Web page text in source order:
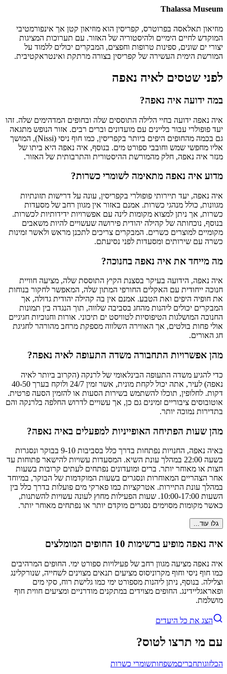
Thalassa Museum
מוזיאון תאלאסה בפרוטרס, קפריסין הוא מוזיאון קטן אך אינפורמטיבי
המוקדש לחיים הימיים ולהיסטוריה של האזור. עם תערוכות המציגות
יצורי ים שונים, ספינות טרופות וחפצים, המבקרים יכולים ללמוד על
המורשת הימית העשירה של קפריסין בצורה מרתקת ואינטראקטיבית.
לפני שטסים לאיה נאפה
במה ידועה איה נאפה?
איה נאפה ידועה בחיי הלילה התוססים שלה ובחופים המדהימים שלה. זהו
יעד פופולרי עבור בליינים עם מועדונים וברים רבים. אזור הנופש מתגאה
גם בכמה מהחופים היפים ביותר בקפריסין, כמו חוף ניסי (Nissi), המושך
אליו מחפשי שמש וחובבי ספורט מים. בנוסף, איה נאפה היא ביתו של
מנזר איה נאפה, חלק מהמורשת ההיסטורית והתרבותית של האזור.
מדוע איה נאפה מתאימה לשומרי כשרות?
איה נאפה, יעד תיירותי פופולרי בקפריסין, עונה על דרישות תזונתיות
מגוונות, כולל מנהגי כשרות. אמנם באזור אין מגוון רחב של מסעדות
כשרות, אך ניתן למצוא מקומות לינה עם אפשרויות ידידותיות לכשרות.
בנוסף, נוכחותה של קהילה יהודית פירושה שעשויים להיות משאבים
מקומיים למוצרים כשרים. המבקרים צריכים לתכנן מראש ולאשר זמינות
כשרה עם שירותים ומסעדות לפני נסיעתם.
מה מייחד את איה נאפה בחנוכה?
איה נאפה, הידועה בעיקר בסצנת הקיץ התוססת שלה, מציעה חוויית
חנוכה ייחודית עם האקלים החורפי המתון שלה, המאפשר לחקור בנוחות
את חופיה היפים ואת הטבע. אמנם אין בה קהילה יהודית גדולה, אך
המבקרים יכולים ליהנות מהחג בסביבה שלווה, תוך הנגדה בין תמונות
החנוכה המושלגות הטיפוסיות לטוויסט ים תיכוני. אורות וחנוכיות חגיגיים
אולי פחות בולטים, אך האווירה השלווה מספקת מרחב מהורהר לחגיגת
חג האורים.
מהן אפשרויות התחבורה משדה התעופה לאיה נאפה?
כדי להגיע משדה התעופה הבינלאומי של לרנקה (הקרוב ביותר לאיה
נאפה) לעיר, אתה יכול לקחת מונית, אשר זמין 24/7 ולוקח בערך 40-50
דקות. לחלופין, תוכלו להשתמש בשירות הסעות או להזמין הסעה פרטית.
אוטובוסים ציבוריים זמינים גם כן, אך עשויים לדרוש החלפה בלרנקה והם
בתדירות נמוכה יותר.
מהן שעות הפתיחה האופייניות למפעלים באיה נאפה?
באיה נאפה, החנויות נפתחות בדרך כלל בסביבות 9-10 בבוקר ונסגרות
בשעה 22:00 במהלך עונת השיא. המסעדות עשויות להישאר פתוחות עד
חצות או מאוחר יותר. ברים ומועדונים נפתחים לעתים קרובות בשעות
אחר הצהריים המאוחרות ונסגרים בשעות המוקדמות של הבוקר, במיוחד
במהלך עונת התיירות. אטרקציות כמו פארקי מים פועלות בדרך כלל בין
השעות 10:00-17:00. שעות הפעילות מחוץ לעונה עשויות להשתנות,
כאשר מקומות מסוימים נסגרים מוקדם יותר או נפתחים מאוחר יותר.
גלו עוד...
איה נאפה מופיע ברשימות 10 החופים המומלצים
איה נאפה מציעה מגוון רחב של פעילויות ספורט ימי. החופים המרהיבים
כמו חוף ניסי וחוף מקרוניסוס מציעים תנאים מצוינים לשחייה, שנורקלינג
וצלילה. בנוסף, ניתן ליהנות מספורט ימי כמו גלישת רוח, סקי מים
ופאראגליידינג. החופים מצוידים במתקנים מודרניים ומציעים חווית חוף
מושלמת.
הצג את כל היעדים
עם מי תרצו לטוס?
הכלזוגותחבריםמשפחותשומרי כשרות